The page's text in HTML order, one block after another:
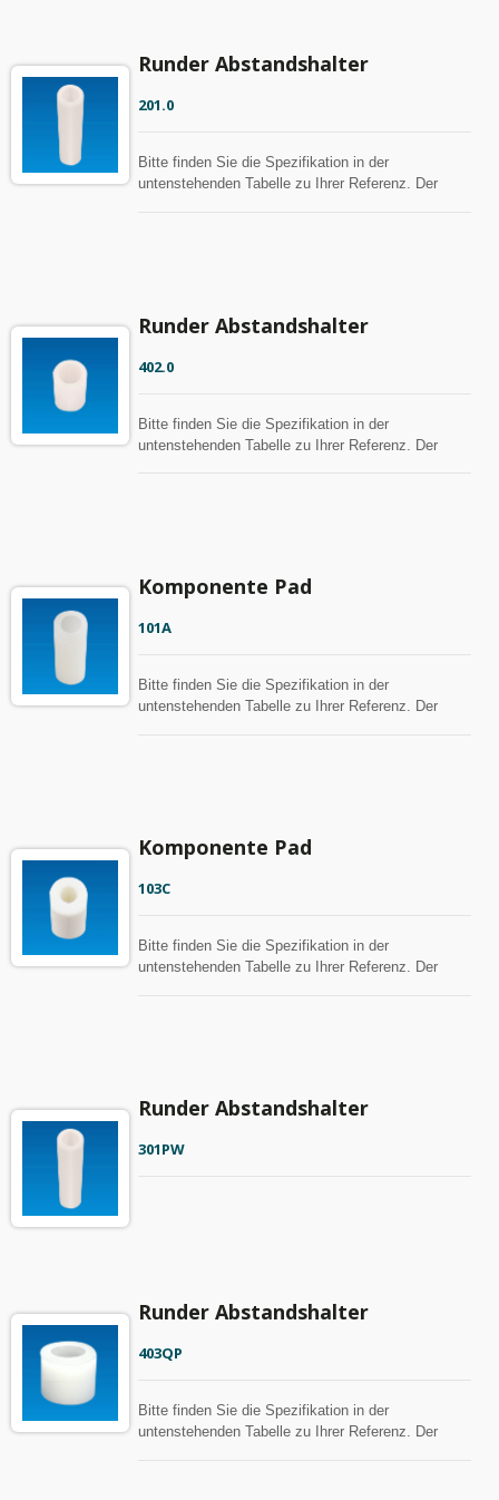
Runder Abstandshalter
201.0
Bitte finden Sie die Spezifikation in der
untenstehenden Tabelle zu Ihrer Referenz. Der
Runder Abstandshalter
402.0
Bitte finden Sie die Spezifikation in der
untenstehenden Tabelle zu Ihrer Referenz. Der
Komponente Pad
101A
Bitte finden Sie die Spezifikation in der
untenstehenden Tabelle zu Ihrer Referenz. Der
Komponente Pad
103C
Bitte finden Sie die Spezifikation in der
untenstehenden Tabelle zu Ihrer Referenz. Der
Runder Abstandshalter
301PW
Runder Abstandshalter
403QP
Bitte finden Sie die Spezifikation in der
untenstehenden Tabelle zu Ihrer Referenz. Der